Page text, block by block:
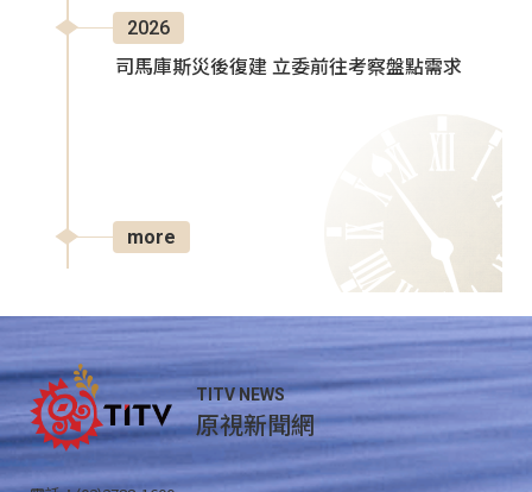
2026
司馬庫斯災後復建 立委前往考察盤點需求
more
TITV NEWS
原視新聞網